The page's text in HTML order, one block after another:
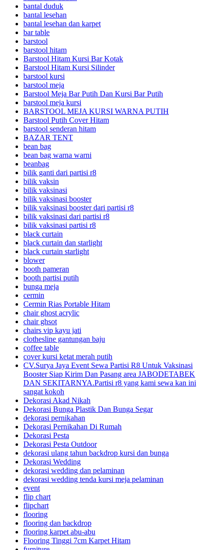
bantal duduk
bantal lesehan
bantal lesehan dan karpet
bar table
barstool
barstool hitam
Barstool Hitam Kursi Bar Kotak
Barstool Hitam Kursi Silinder
barstool kursi
barstool meja
Barstool Meja Bar Putih Dan Kursi Bar Putih
barstool meja kursi
BARSTOOL MEJA KURSI WARNA PUTIH
Barstool Putih Cover Hitam
barstool senderan hitam
BAZAR TENT
bean bag
bean bag warna warni
beanbag
bilik ganti dari partisi r8
bilik vaksin
bilik vaksinasi
bilik vaksinasi booster
bilik vaksinasi booster dari partisi r8
bilik vaksinasi dari partisi r8
bilik vaksinasi partisi r8
black curtain
black curtain dan starlight
black curtain starlight
blower
booth pameran
booth partisi putih
bunga meja
cermin
Cermin Rias Portable Hitam
chair ghost acrylic
chair ghsot
chairs vip kayu jati
clothesline gantungan baju
coffee table
cover kursi ketat merah putih
CV.Surya Jaya Event Sewa Partisi R8 Untuk Vaksinasi
Booster Siap Kirim Dan Pasang area JABODETABEK
DAN SEKITARNYA.Partisi r8 yang kami sewa kan ini
sangat kokoh
Dekorasi Akad Nikah
Dekorasi Bunga Plastik Dan Bunga Segar
dekorasi pernikahan
Dekorasi Pernikahan Di Rumah
Dekorasi Pesta
Dekorasi Pesta Outdoor
dekorasi ulang tahun backdrop kursi dan bunga
Dekorasi Wedding
dekorasi wedding dan pelaminan
dekorasi wedding tenda kursi meja pelaminan
event
flip chart
flipchart
flooring
flooring dan backdrop
flooring karpet abu-abu
Flooring Tinggi 7cm Karpet Hitam